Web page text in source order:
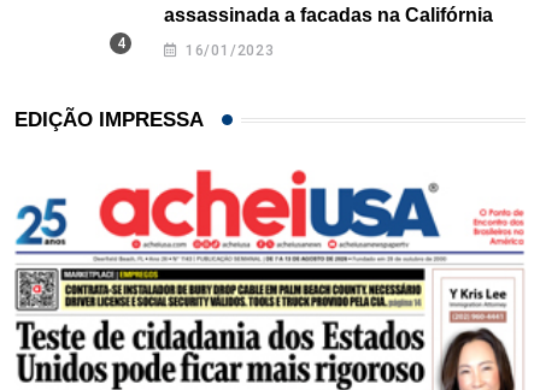
assassinada a facadas na Califórnia
16/01/2023
EDIÇÃO IMPRESSA